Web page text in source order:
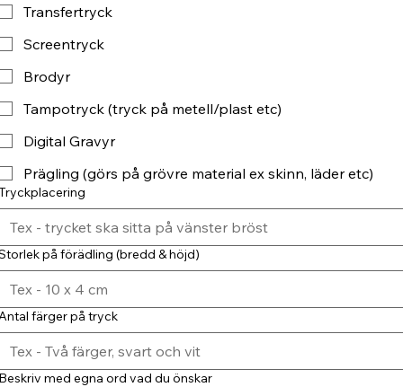
Transfertryck
Screentryck
Brodyr
Tampotryck (tryck på metell/plast etc)
Digital Gravyr
Prägling (görs på grövre material ex skinn, läder etc)
på förädling (bredd & höjd)
färger på tryck
med egna ord vad du önskar